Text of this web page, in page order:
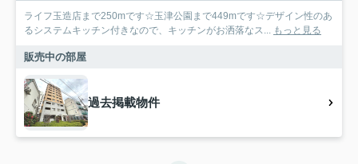
ライフ玉造店まで250mです☆玉津公園まで449mです☆デザイン性のあ
るシステムキッチン付きなので、キッチンがお洒落なス...
もっと見る
販売中の部屋
過去掲載物件